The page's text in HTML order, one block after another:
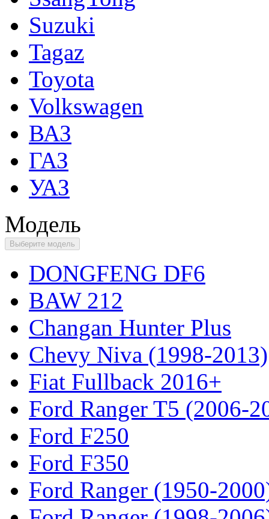
Suzuki
Tagaz
Toyota
Volkswagen
ВАЗ
ГАЗ
УАЗ
Модель
Выберите модель
DONGFENG DF6
BAW 212
Changan Hunter Plus
Chevy Niva (1998-2013)
Fiat Fullback 2016+
Ford Ranger T5 (2006-
Ford F250
Ford F350
Ford Ranger (1950-